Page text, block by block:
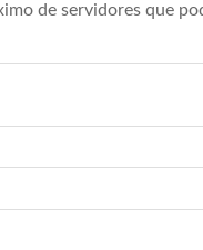
de servidores que